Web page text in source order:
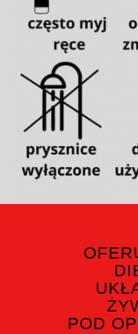
POD